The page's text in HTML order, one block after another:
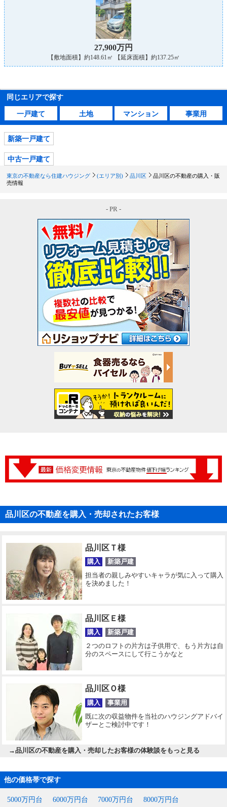
27,900万円
【敷地面積】約148.61㎡ 【延床面積】約137.25㎡
同じエリアで探す
一戸建て 土地 マンション 事業用
新築一戸建て
中古一戸建て
東京の不動産なら住建ハウジング (エリア別) 品川区
品川区の不動産の購入・販
売情報
- PR -
品川区の不動産を購入・売却されたお客様
品川区Ｔ様
購入
新築戸建
担当者の親しみやすいキャラが気に入って購入
を決めました！
品川区Ｅ様
購入
新築戸建
２つのロフトの片方は子供用で、もう片方は自
分のスペースにして行こうかなと
品川区Ｏ様
購入
事業用
既に次の収益物件を当社のハウジングアドバイ
ザーとご検討中です！
→品川区の不動産を購入・売却したお客様の体験談をもっと見る
他の価格帯で探す
5000万円台 6000万円台 7000万円台
8000万円台